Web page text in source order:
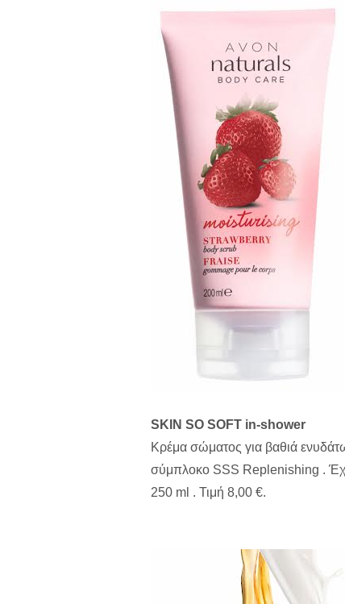
SKIN SO SOFT in-shower
Κρέμα σώματος για βαθιά
σύμπλοκο SSS Replenishing .
250 ml . Τιμή 8,00 €.